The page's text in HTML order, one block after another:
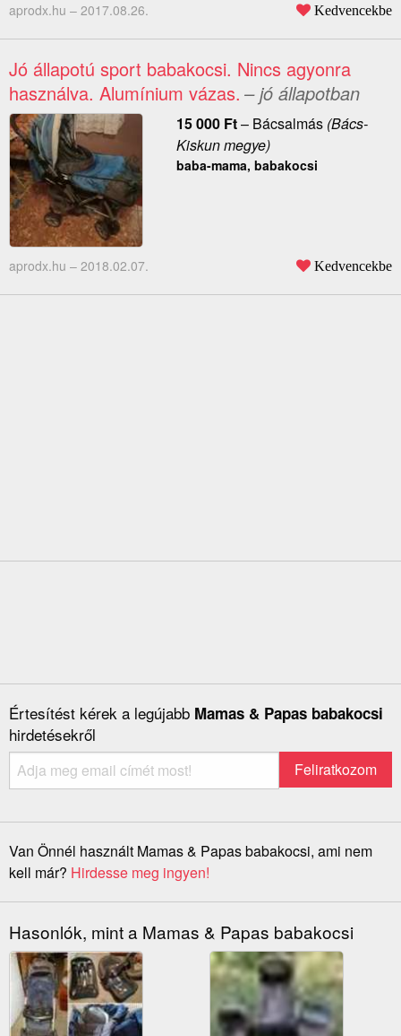
aprodx.hu – 2017.08.26. Kedvencekbe
Jó állapotú sport babakocsi. Nincs agyonra
használva. Alumínium vázas. – jó állapotban
15 000 Ft– Bácsalmás(Bács-
Kiskun megye)
baba-mama, babakocsi
aprodx.hu – 2018.02.07. Kedvencekbe
Értesítést kérek a legújabb Mamas & Papas babakocsi
hirdetésekről
Van Önnél használt Mamas & Papas babakocsi, ami nem
kell már? Hirdesse meg ingyen!
Hasonlók, mint a Mamas & Papas babakocsi